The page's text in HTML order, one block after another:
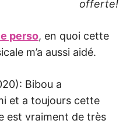
offerte!
perso, en quoi cette
m’a aussi aidé.
Bibou a
et a toujours cette
est vraiment de très